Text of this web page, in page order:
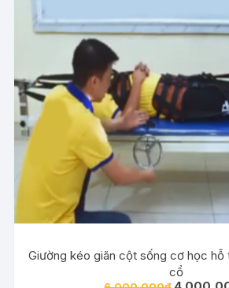
Giường kéo giãn cột sống cơ học hỗ
cổ
Giá